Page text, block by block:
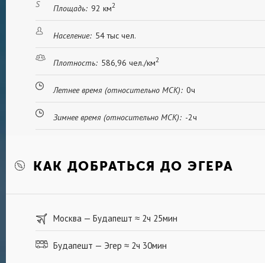
Площадь: 92 км2
Население: 54 тыс чел.
Плотность: 586,96 чел./км2
Летнее время (относительно МСК): 0ч
Зимнее время (относительно МСК): -2ч
КАК ДОБРАТЬСЯ ДО ЭГЕРА
Москва — Будапешт ≈ 2ч 25мин
Будапешт — Эгер ≈ 2ч 30мин